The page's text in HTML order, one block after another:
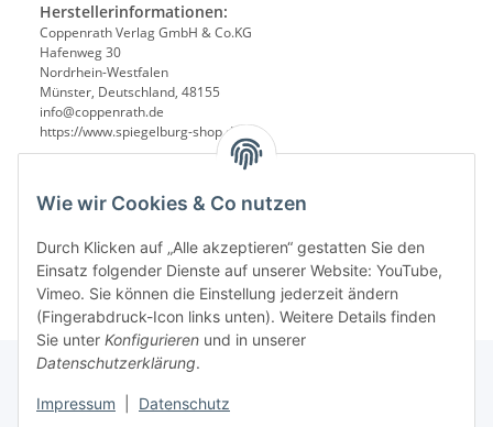
Wie wir Cookies & Co nutzen
Durch Klicken auf „Alle akzeptieren“ gestatten Sie den
Einsatz folgender Dienste auf unserer Website: YouTube,
Vimeo. Sie können die Einstellung jederzeit ändern
(Fingerabdruck-Icon links unten). Weitere Details finden
Sie unter Konfigurieren und in unserer
Datenschutzerklärung.
Impressum Datenschutz
Herstellerinformationen:
Coppenrath Verlag GmbH & Co.KG
Hafenweg 30
Nordrhein-Westfalen
Münster, Deutschland, 48155
info@coppenrath.de
https://www.spiegelburg-shop.de/